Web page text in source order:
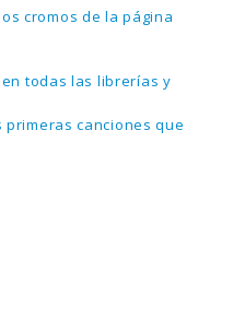
cromos de la página
en todas las librerías y
primeras canciones que